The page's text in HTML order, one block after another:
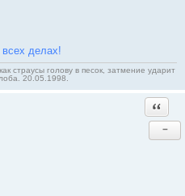
делах!
страусы голову в песок, затмение ударит
20.05.1998.
−